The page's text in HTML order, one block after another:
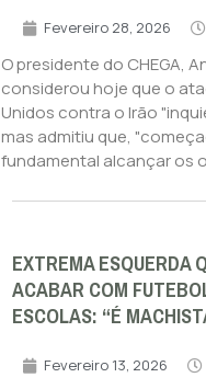
Fevereiro 28, 2026
O presidente do CHEGA,
considerou hoje que o
Unidos contra o Irão
mas admitiu que,
fundamental alcançar os
EXTREMA ESQUERDA
ACABAR COM
ESCOLAS: “É
Fevereiro 13, 2026